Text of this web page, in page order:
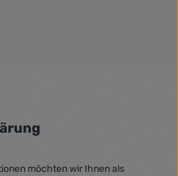
möchten wir Ihnen als